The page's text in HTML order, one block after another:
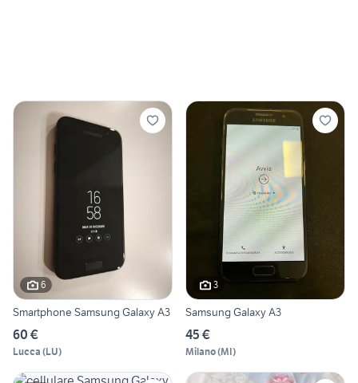
6
Smartphone Samsung Galaxy A3
60 €
Lucca (LU)
3
Samsung Galaxy A3
45 €
Milano(MI)